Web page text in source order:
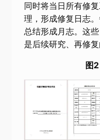
同时将当日所有修
理，形成修复日志
总结形成月志。这
是后续研究、再修复
图